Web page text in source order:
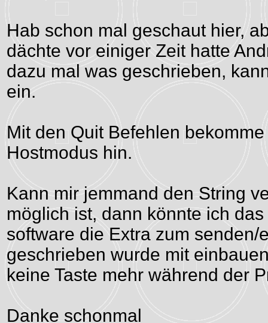
Hab schon mal geschaut hier,
dächte vor einiger Zeit hatte
dazu mal was geschrieben,
ein.
Mit den Quit Befehlen
Hostmodus hin.
Kann mir jemmand den String
möglich ist, dann könnte ich das
software die Extra zum
geschrieben wurde mit
keine Taste mehr während der
Danke schonmal